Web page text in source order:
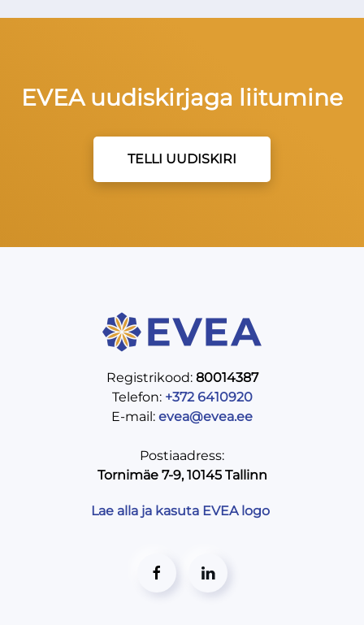
EVEA uudiskirjaga liitumine
TELLI UUDISKIRI
Registrikood: 80014387
Telefon: +372 6410920
E-mail: evea@evea.ee
Postiaadress:
Tornimäe 7-9, 10145 Tallinn
Lae alla ja kasuta EVEA logo